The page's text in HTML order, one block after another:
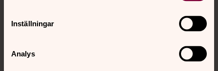
Inställningar
Analys
Kontakt